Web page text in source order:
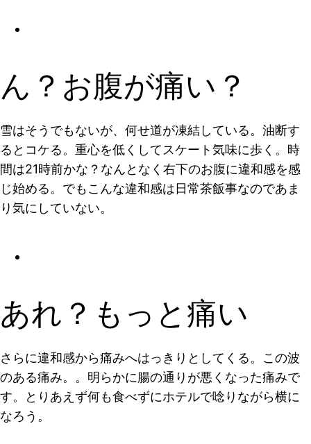
ん？お腹が痛い？
雪はそうでもないが、何せ道が凍結している。油断す
るとコケる。重心を低くしてスケート気味に歩く。時
間は21時前かな？なんとなく右下のお腹に違和感を感
じ始める。でもこんな違和感は日常茶飯事なのであま
り気にしていない。
あれ？もっと痛い
さらに違和感から痛みへはっきりとしてくる。この波
のある痛み。。明らかに腸の通りが悪くなった痛みで
す。とりあえず何も食べずにホテルで唸りながら横に
なろう。